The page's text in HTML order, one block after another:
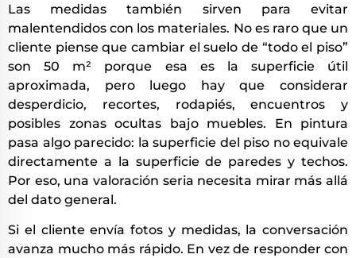
Las medidas también sirven para evitar
malentendidos con los materiales. No es raro que un
cliente piense que cambiar el suelo de “todo el piso”
son 50 m² porque esa es la superficie útil
aproximada, pero luego hay que considerar
desperdicio, recortes, rodapiés, encuentros y
posibles zonas ocultas bajo muebles. En pintura
pasa algo parecido: la superficie del piso no equivale
directamente a la superficie de paredes y techos.
Por eso, una valoración seria necesita mirar más allá
del dato general.
Si el cliente envía fotos y medidas, la conversación
avanza mucho más rápido. En vez de responder con